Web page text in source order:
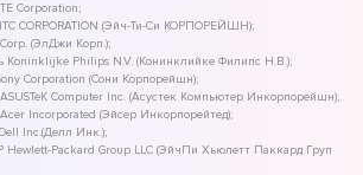
Corporation;
CORPORATION (Эйч-Ти-Си КОРПОРЕЙШН);
Corp. (ЭлДжи Корп.);
Koninklijke Philips N.V. (Конинклийке Филипс Н.В.);
Corporation (Сони Корпорейшн);
Computer Inc. (Асустек Компьютер Инкорпорейшн);
Incorporated (Эйсер Инкорпорейтед);
Inc.(Делл Инк.);
Hewlett-Packard Group LLC (ЭйчПи Хьюлетт Паккард Груп